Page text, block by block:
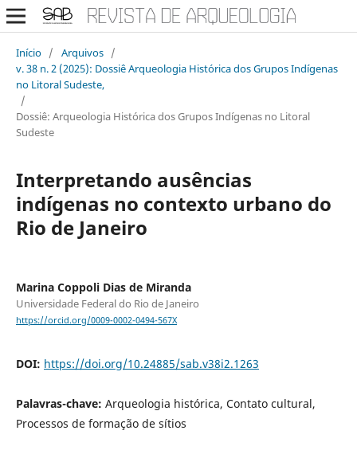
Início / Arquivos /
v. 38 n. 2 (2025): Dossiê Arqueologia Histórica dos Grupos Indígenas
no Litoral Sudeste,
/
Dossiê: Arqueologia Histórica dos Grupos Indígenas no Litoral
Sudeste
Interpretando ausências
indígenas no contexto urbano do
Rio de Janeiro
Marina Coppoli Dias de Miranda
Universidade Federal do Rio de Janeiro
https://orcid.org/0009-0002-0494-567X
DOI: https://doi.org/10.24885/sab.v38i2.1263
Palavras-chave: Arqueologia histórica, Contato cultural,
Processos de formação de sítios